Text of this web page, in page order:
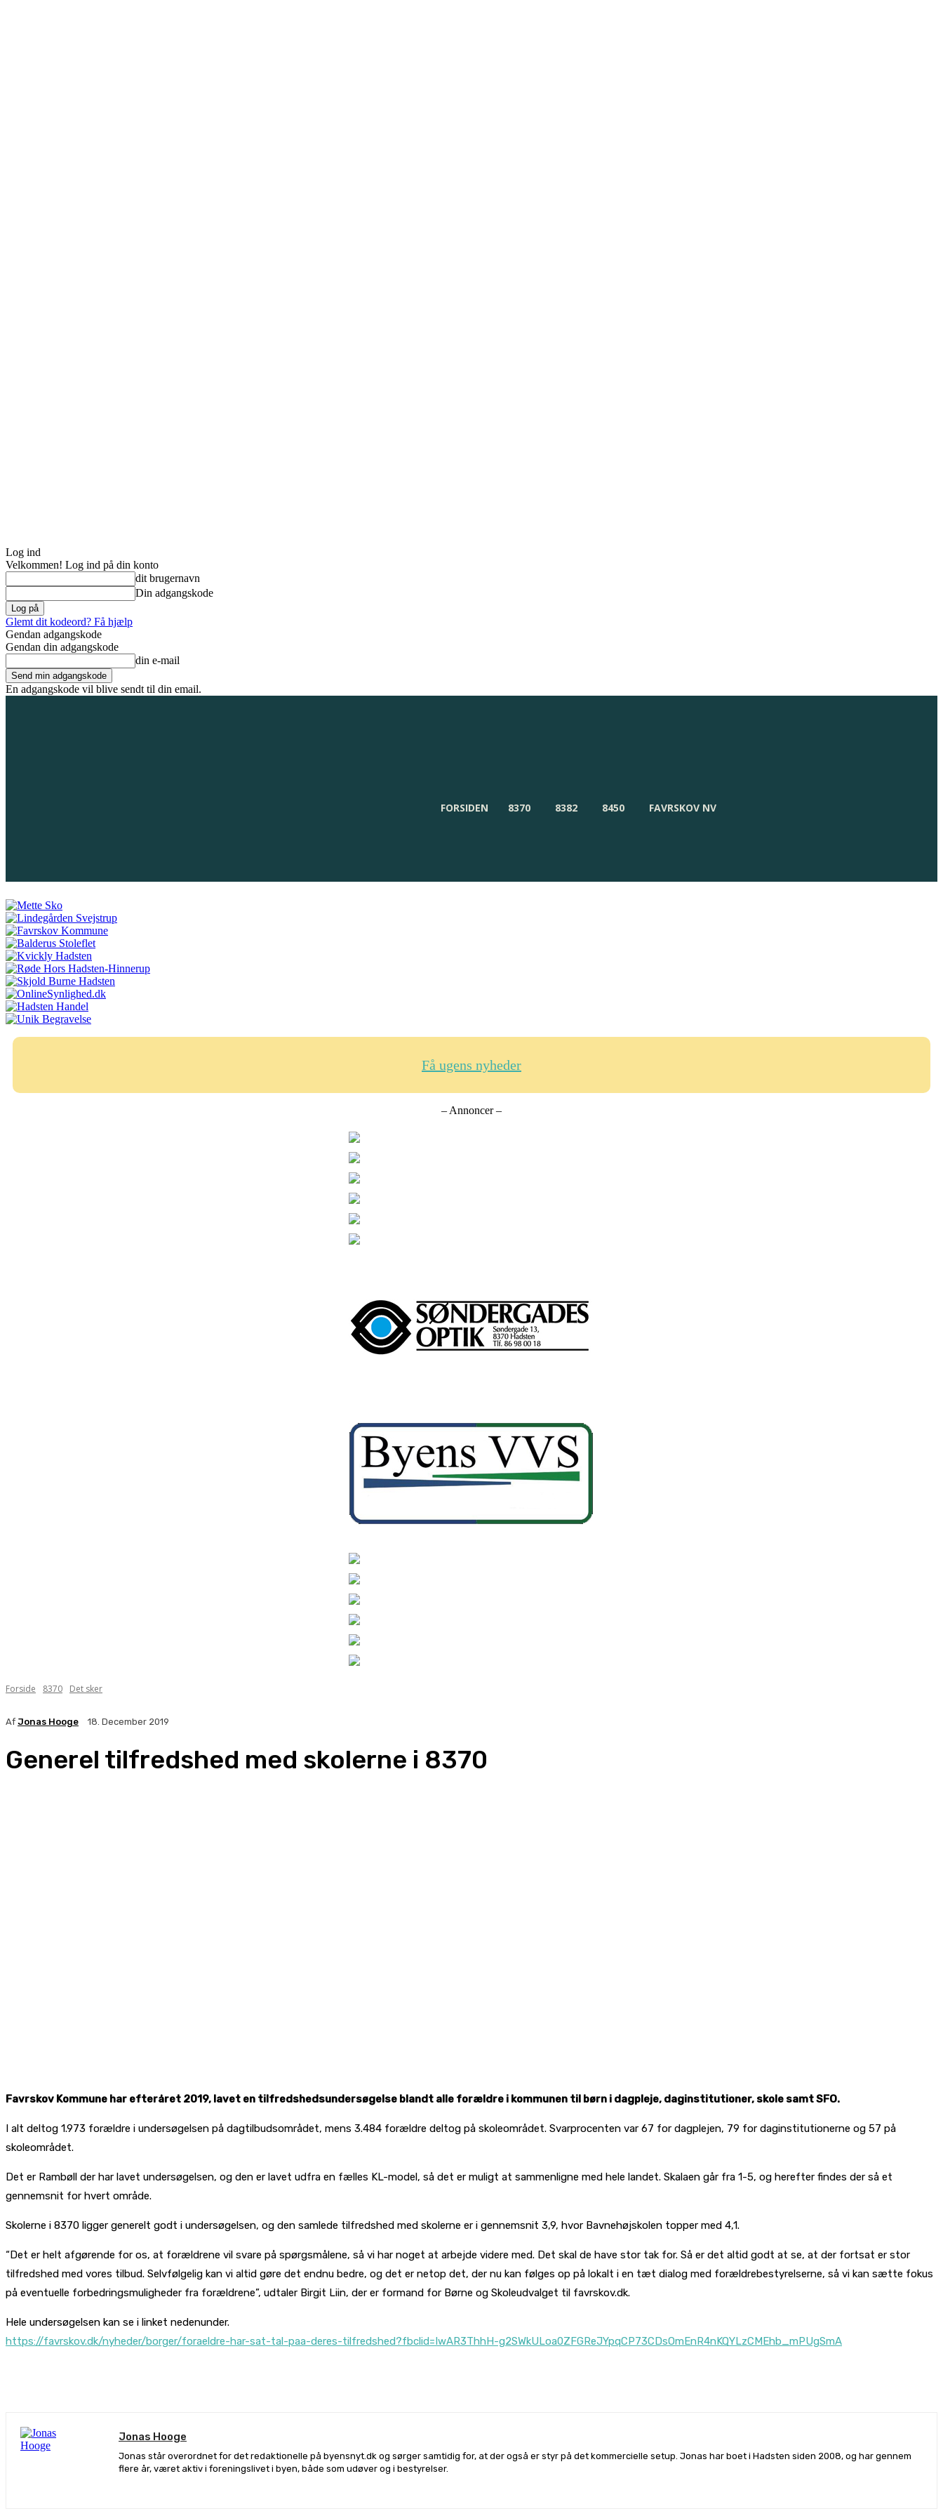
Log ind
Velkommen! Log ind på din konto
dit brugernavn
Din adgangskode
Glemt dit kodeord? Få hjælp
Gendan adgangskode
Gendan din adgangskode
din e-mail
En adgangskode vil blive sendt til din email.
FORSIDEN 8370 8382 8450 FAVRSKOV NV
Få ugens nyheder
– Annoncer –
Forside 8370 Det sker
Af Jonas Hooge 18. December 2019
Generel tilfredshed med skolerne i 8370
Favrskov Kommune har efteråret 2019, lavet en tilfredshedsundersøgelse blandt alle forældre i kommunen til børn i dagpleje, daginstitutioner, skole samt SFO.
I alt deltog 1.973 forældre i undersøgelsen på dagtilbudsområdet, mens 3.484 forældre deltog på skoleområdet. Svarprocenten var 67 for dagplejen, 79 for daginstitutionerne og 57 på
skoleområdet.
Det er Rambøll der har lavet undersøgelsen, og den er lavet udfra en fælles KL-model, så det er muligt at sammenligne med hele landet. Skalaen går fra 1-5, og herefter findes der så et
gennemsnit for hvert område.
Skolerne i 8370 ligger generelt godt i undersøgelsen, og den samlede tilfredshed med skolerne er i gennemsnit 3,9, hvor Bavnehøjskolen topper med 4,1.
“Det er helt afgørende for os, at forældrene vil svare på spørgsmålene, så vi har noget at arbejde videre med. Det skal de have stor tak for. Så er det altid godt at se, at der fortsat er stor
tilfredshed med vores tilbud. Selvfølgelig kan vi altid gøre det endnu bedre, og det er netop det, der nu kan følges op på lokalt i en tæt dialog med forældrebestyrelserne, så vi kan sætte fokus
på eventuelle forbedringsmuligheder fra forældrene”, udtaler Birgit Liin, der er formand for Børne og Skoleudvalget til favrskov.dk.
Hele undersøgelsen kan se i linket nedenunder.
https://favrskov.dk/nyheder/borger/foraeldre-har-sat-tal-paa-deres-tilfredshed?fbclid=IwAR3ThhH-g2SWkULoa0ZFGReJYpqCP73CDsOmEnR4nKQYLzCMEhb_mPUgSmA
Jonas Hooge
Jonas står overordnet for det redaktionelle på byensnyt.dk og sørger samtidig for, at der også er styr på det kommercielle setup. Jonas har boet i Hadsten siden 2008, og har gennem
flere år, været aktiv i foreningslivet i byen, både som udøver og i bestyrelser.